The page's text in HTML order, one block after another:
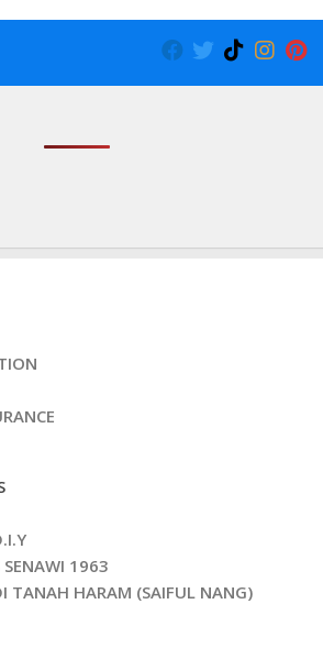
SENAWI 1963
TANAH HARAM (SAIFUL NANG)